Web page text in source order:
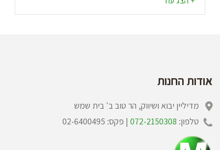
אודות החנות
מדיליין יבוא ושיווק, הר טוב ב' בית שמש
טלפון: 072-2150308 | פקס: 02-6400495